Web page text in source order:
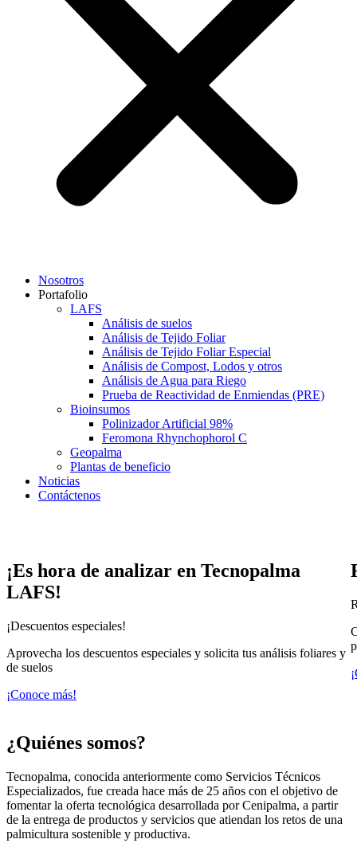
Nosotros
Portafolio
LAFS
Análisis de suelos
Análisis de Tejido Foliar
Análisis de Tejido Foliar Especial
Análisis de Compost, Lodos y otros
Análisis de Agua para Riego
Prueba de Reactividad de Enmiendas (PRE)
Bioinsumos
Polinizador Artificial 98%
Feromona Rhynchophorol C
Geopalma
Plantas de beneficio
Noticias
Contáctenos
¡Es hora de analizar en Tecnopalma
LAFS!
¡Descuentos especiales!
Aprovecha los descuentos especiales y solicita tus análisis foliares y
de suelos
¡Conoce más!
¿Quiénes somos?
Tecnopalma, conocida anteriormente como Servicios Técnicos
Especializados, fue creada hace más de 25 años con el objetivo de
fomentar la oferta tecnológica desarrollada por Cenipalma, a partir
de la entrega de productos y servicios que atiendan los retos de una
palmicultura sostenible y productiva.